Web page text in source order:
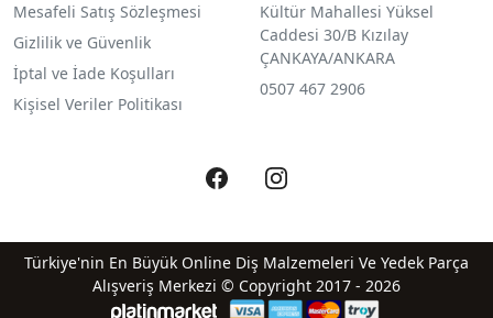
Mesafeli Satış Sözleşmesi
Gizlilik ve Güvenlik
İptal ve İade Koşulları
Kişisel Veriler Politikası
Kültür Mahallesi Yüksel
Caddesi 30/B Kızılay
ÇANKAYA/ANKARA
0507 467 2906
Türkiye'nin En Büyük Online Diş Malzemeleri Ve Yedek Parça
Alışveriş Merkezi © Copyright 2017 - 2026